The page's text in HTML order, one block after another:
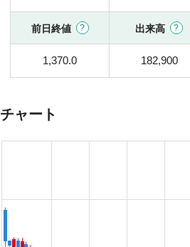
前日終値 出来高
1,370.0 182,900
チャート